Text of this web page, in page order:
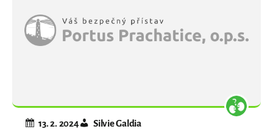
13. 2. 2024 Silvie Galdia